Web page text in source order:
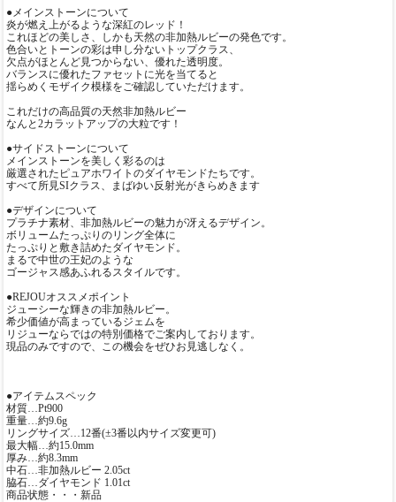
●メインストーンについて
炎が燃え上がるような深紅のレッド！
これほどの美しさ、しかも天然の非加熱ルビーの発色です。
色合いとトーンの彩は申し分ないトップクラス、
欠点がほとんど見つからない、優れた透明度。
バランスに優れたファセットに光を当てると
揺らめくモザイク模様をご確認していただけます。
これだけの高品質の天然非加熱ルビー
なんと2カラットアップの大粒です！
●サイドストーンについて
メインストーンを美しく彩るのは
厳選されたピュアホワイトのダイヤモンドたちです。
すべて所見SIクラス、まばゆい反射光がきらめきます
●デザインについて
プラチナ素材、非加熱ルビーの魅力が冴えるデザイン。
ボリュームたっぷりのリング全体に
たっぷりと敷き詰めたダイヤモンド。
まるで中世の王妃のような
ゴージャス感あふれるスタイルです。
●REJOUオススメポイント
ジューシーな輝きの非加熱ルビー。
希少価値が高まっているジェムを
リジューならではの特別価格でご案内しております。
現品のみですので、この機会をぜひお見逃しなく。
●アイテムスペック
材質…Pt900
重量…約9.6g
リングサイズ…12番(±3番以内サイズ変更可)
最大幅…約15.0mm
厚み…約8.3mm
中石…非加熱ルビー 2.05ct
脇石…ダイヤモンド 1.01ct
商品状態・・・新品